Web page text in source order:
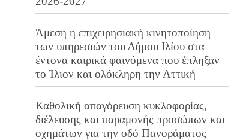
Άμεση η επιχειρησιακή κινητοποίηση
των υπηρεσιών του Δήμου Ιλίου στα
έντονα καιρικά φαινόμενα που έπληξαν
το Ίλιον και ολόκληρη την Αττική
Καθολική απαγόρευση κυκλοφορίας,
διέλευσης και παραμονής προσώπων και
οχημάτων για την οδό Πανοράματος